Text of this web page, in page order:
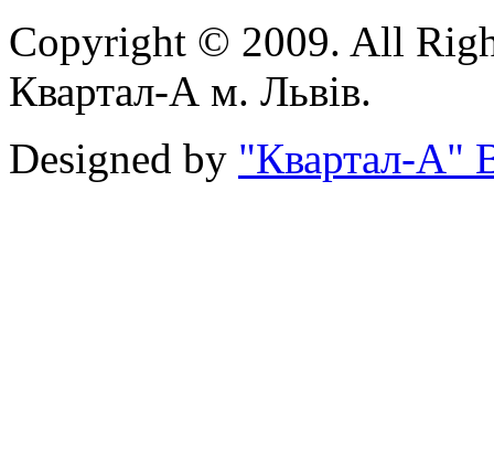
Copyright © 2009. All
Квартал-А м. Львів.
Designed by "Квартал-А"